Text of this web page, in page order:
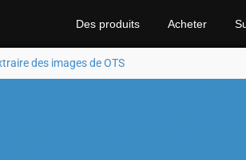
Des produits Acheter
des images de OTS